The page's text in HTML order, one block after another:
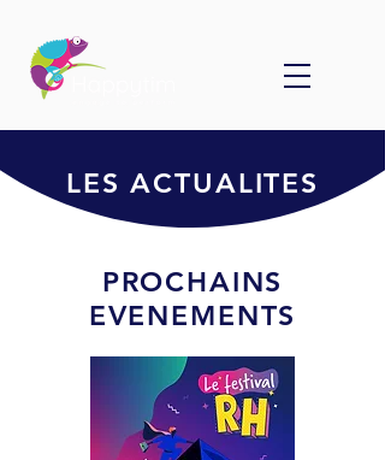
LES ACTUALITES
PROCHAINS
EVENEMENTS